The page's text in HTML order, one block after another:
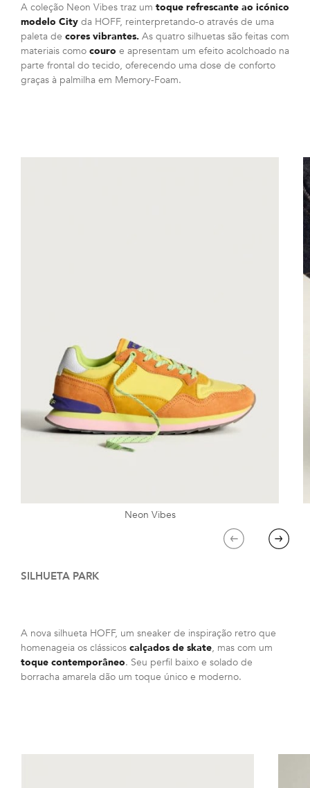
A coleção Neon Vibes traz um toque refrescante ao icónico
modelo City da HOFF, reinterpretando-o através de uma
paleta de cores vibrantes. As quatro silhuetas são feitas com
materiais como couro e apresentam um efeito acolchoado na
parte frontal do tecido, oferecendo uma dose de conforto
graças à palmilha em Memory-Foam.
Previous Next
Neon Vibes
SILHUETA PARK
A nova silhueta HOFF, um sneaker de inspiração retro que
homenageia os clássicos calçados de skate, mas com um
toque contemporâneo. Seu perfil baixo e solado de
borracha amarela dão um toque único e moderno.